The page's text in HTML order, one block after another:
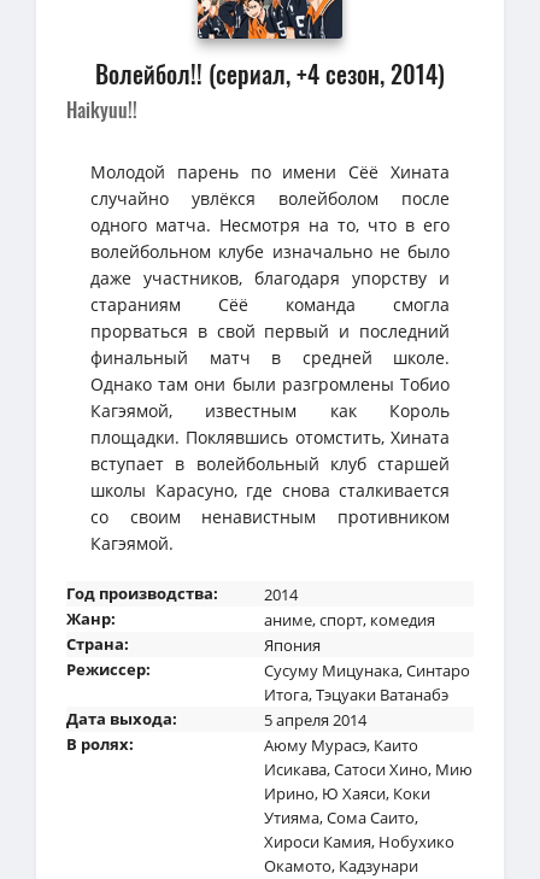
Волейбол!! (сериал, +4 сезон, 2014)
Haikyuu!!
Молодой парень по имени Сёё Хината
случайно увлёкся волейболом после
одного матча. Несмотря на то, что в его
волейбольном клубе изначально не было
даже участников, благодаря упорству и
стараниям Сёё команда смогла
прорваться в свой первый и последний
финальный матч в средней школе.
Однако там они были разгромлены Тобио
Кагэямой, известным как Король
площадки. Поклявшись отомстить, Хината
вступает в волейбольный клуб старшей
школы Карасуно, где снова сталкивается
со своим ненавистным противником
Кагэямой.
Год производства:
2014
Жанр:
аниме,спорт, комедия
Страна:
Япония
Режиссер:
Сусуму Мицунака,Синтаро
Итога,Тэцуаки Ватанабэ
Дата выхода:
5 апреля 2014
В ролях:
Аюму Мурасэ, Каито
Исикава,Сатоси Хино, Мию
Ирино, Ю Хаяси, Коки
Утияма,Сома Саито,
Хироси Камия, Нобухико
Окамото, Кадзунари